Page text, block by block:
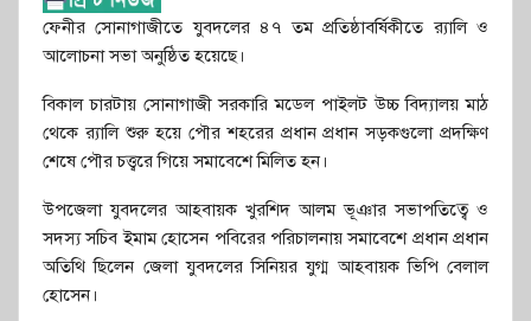
ফেনীর সোনাগাজীতে যুবদলের ৪৭ তম প্রতিষ্ঠাবর্ষিকীতে র‌্যালি ও
আলোচনা সভা অনুষ্ঠিত হয়েছে।
বিকাল চারটায় সোনাগাজী সরকারি মডেল পাইলট উচ্চ বিদ্যালয় মাঠ
থেকে র‌্যালি শুরু হয়ে পৌর শহরের প্রধান প্রধান সড়কগুলো প্রদক্ষিণ
শেষে পৌর চত্ত্বরে গিয়ে সমাবেশে মিলিত হন।
উপজেলা যুবদলের আহবায়ক খুরশিদ আলম ভূঞার সভাপতিত্বে ও
সদস্য সচিব ইমাম হোসেন পবিরের পরিচালনায় সমাবেশে প্রধান প্রধান
অতিথি ছিলেন জেলা যুবদলের সিনিয়র যুগ্ম আহবায়ক ভিপি বেলাল
হোসেন।